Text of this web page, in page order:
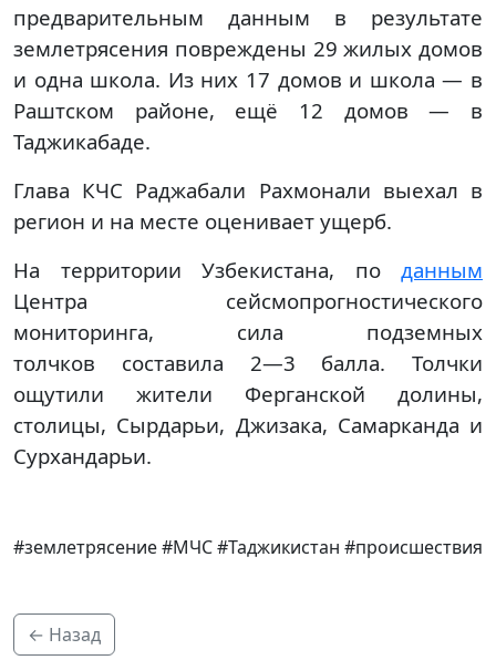
предварительным данным в результате
землетрясения повреждены 29 жилых домов
и одна школа. Из них 17 домов и школа — в
Раштском районе, ещё 12 домов — в
Таджикабаде.
Глава КЧС Раджабали Рахмонали выехал в
регион и на месте оценивает ущерб.
На территории Узбекистана, по данным
Центра сейсмопрогностического
мониторинга, сила подземных
толчков составила 2—3 балла. Толчки
ощутили жители Ферганской долины,
столицы, Сырдарьи, Джизака, Самарканда и
Сурхандарьи.
#землетрясение #МЧС #Таджикистан #происшествия
← Назад